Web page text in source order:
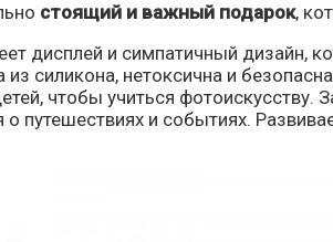
стоящий и важный подарок,
дисплей и симпатичный дизайн,
силикона, нетоксична и
чтобы учиться
путешествиях и событиях.